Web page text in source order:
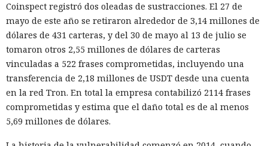
Hubo una diferencia notable entre especies. Los gatos se
convirtieron en personajes femeninos en el 7% de los casos,
lo que fue el resultado más alto. Los modelos dejaron a las
aves sin género en el 96% de las respuestas.
El sesgo masculino más marcado se detectó en GPT-5.1 y
Gemini. Los personajes creados por ellos fueron masculinos
en un 65% y un 63%, respectivamente. Claude usó imágenes
femeninas con más frecuencia que los demás modelos, pero
incluso en su caso la proporción alcanzó solo el 4%.
Coinspect registró dos oleadas de sustracciones. El 27 de
mayo de este año se retiraron alrededor de 3,14 millones de
dólares de 431 carteras, y del 30 de mayo al 13 de julio se
tomaron otros 2,55 millones de dólares de carteras
vinculadas a 522 frases comprometidas, incluyendo una
transferencia de 2,18 millones de USDT desde una cuenta
en la red Tron. En total la empresa contabilizó 2114 frases
comprometidas y estima que el daño total es de al menos
5,69 millones de dólares.